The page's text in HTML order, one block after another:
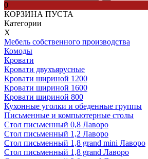
0
КОРЗИНА ПУСТА
Категории
Х
Мебель собственного производства
Комоды
Кровати
Кровати двухъярусные
Кровати шириной 1200
Кровати шириной 1600
Кровати шириной 800
Кухонные уголки и обеденные группы
Письменные и компьютерные столы
Стол письменный 0,8 Лаворо
Стол письменный 1,2 Лаворо
Стол письменный 1,8 grand mini Лаворо
Стол письменный 1,8 grand Лаворо